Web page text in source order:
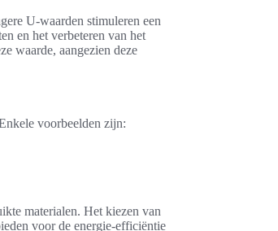
U-waarden stimuleren een
en het verbeteren van het
waarde, aangezien deze
voorbeelden zijn:
materialen. Het kiezen van
voor de energie-efficiëntie